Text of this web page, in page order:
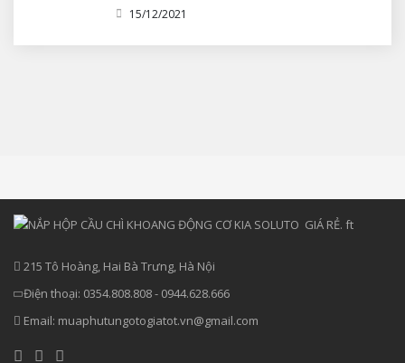
15/12/2021
215 Tô Hoàng, Hai Bà Trưng, Hà Nội
Điện thoại: 0354.808.808- 0944.628.666
Email: muaphutungotogiatot.vn@gmail.com